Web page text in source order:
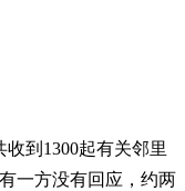
到1300起有关邻里
一方没有回应，约两